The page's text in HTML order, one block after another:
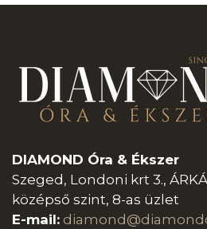
DIAMOND Óra & Ékszer
Szeged, Londoni krt 3.,
középső szint, 8-as üzlet
E-mail: